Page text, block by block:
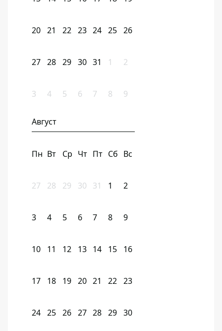
20 21 22 23 24 25 26
27 28 29 30 31 1 2
3 4 5 6 7 8 9
Август
Пн Вт Ср Чт Пт Сб Вс
27 28 29 30 31 1 2
3 4 5 6 7 8 9
10 11 12 13 14 15 16
17 18 19 20 21 22 23
24 25 26 27 28 29 30